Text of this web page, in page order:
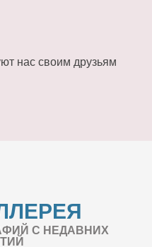
нас своим друзьям
С НЕДАВНИХ